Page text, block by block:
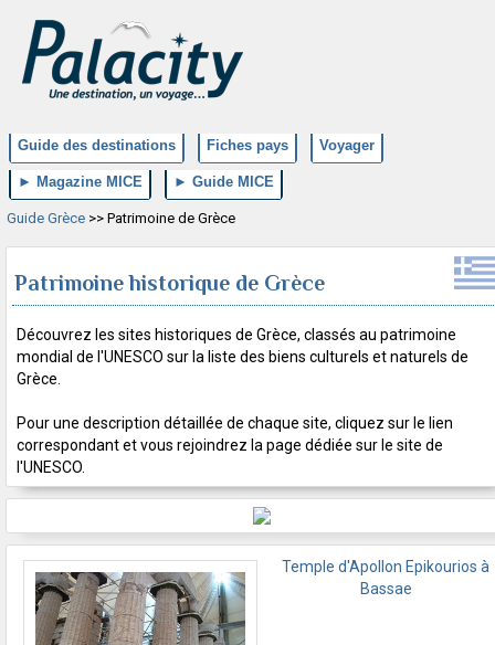
Guide des destinations Fiches pays Voyager
► Magazine MICE ► Guide MICE
Guide Grèce >> Patrimoine de Grèce
Patrimoine historique de Grèce
Découvrez les sites historiques de Grèce, classés au patrimoine
mondial de l'UNESCO sur la liste des biens culturels et naturels de
Grèce.
Pour une description détaillée de chaque site, cliquez sur le lien
correspondant et vous rejoindrez la page dédiée sur le site de
l'UNESCO.
Temple d'Apollon Epikourios à
Bassae